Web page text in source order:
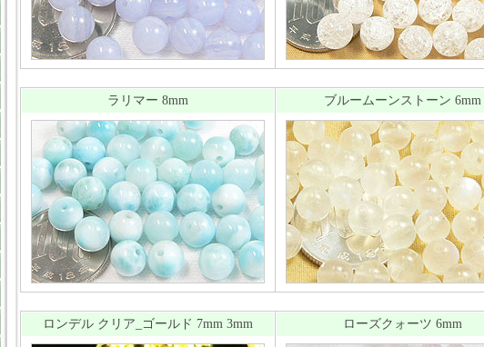
ラリマー 8mm ブルームーンストーン 6mm
ロンデル クリア_ゴールド 7mm 3mm ローズクォーツ 6mm